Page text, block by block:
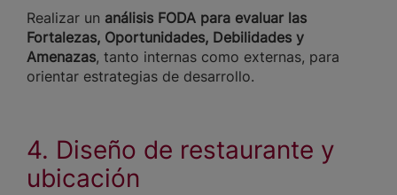
Realizar un análisis FODA para evaluar las
Fortalezas, Oportunidades, Debilidades y
Amenazas, tanto internas como externas, para
orientar estrategias de desarrollo.
4. Diseño de restaurante y
ubicación